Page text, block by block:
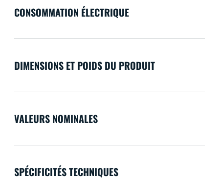
CONSOMMATION ÉLECTRIQUE
DIMENSIONS ET POIDS DU PRODUIT
VALEURS NOMINALES
SPÉCIFICITÉS TECHNIQUES